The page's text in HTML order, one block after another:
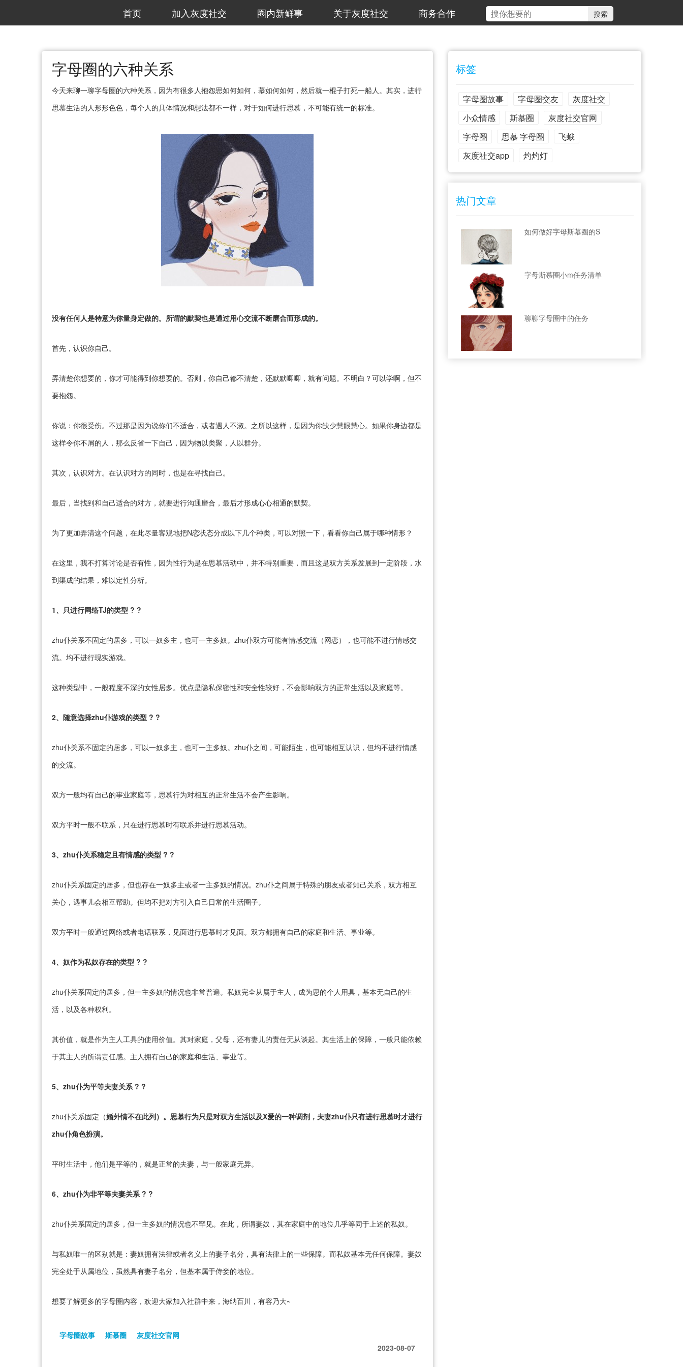
首页 加入灰度社交 圈内新鲜事 关于灰度社交 商务合作
字母圈的六种关系
今天来聊一聊字母圈的六种关系，因为有很多人抱怨思如何如何，慕如何如何，然后就一棍子打死一船人。其实，进行
思慕生活的人形形色色，每个人的具体情况和想法都不一样，对于如何进行思慕，不可能有统一的标准。
没有任何人是特意为你量身定做的。所谓的默契也是通过用心交流不断磨合而形成的。
首先，认识你自己。
弄清楚你想要的，你才可能得到你想要的。否则，你自己都不清楚，还默默唧唧，就有问题。不明白？可以学啊，但不
要抱怨。
你说：你很受伤。不过那是因为说你们不适合，或者遇人不淑。之所以这样，是因为你缺少慧眼慧心。如果你身边都是
这样令你不屑的人，那么反省一下自己，因为物以类聚，人以群分。
其次，认识对方。在认识对方的同时，也是在寻找自己。
最后，当找到和自己适合的对方，就要进行沟通磨合，最后才形成心心相通的默契。
为了更加弄清这个问题，在此尽量客观地把N恋状态分成以下几个种类，可以对照一下，看看你自己属于哪种情形？
在这里，我不打算讨论是否有性，因为性行为是在思慕活动中，并不特别重要，而且这是双方关系发展到一定阶段，水
到渠成的结果，难以定性分析。
1、只进行网络TJ的类型 ? ?
zhu仆关系不固定的居多，可以一奴多主，也可一主多奴。zhu仆双方可能有情感交流（网恋），也可能不进行情感交
流。均不进行现实游戏。
这种类型中，一般程度不深的女性居多。优点是隐私保密性和安全性较好，不会影响双方的正常生活以及家庭等。
2、随意选择zhu仆游戏的类型 ? ?
zhu仆关系不固定的居多，可以一奴多主，也可一主多奴。zhu仆之间，可能陌生，也可能相互认识，但均不进行情感
的交流。
双方一般均有自己的事业家庭等，思慕行为对相互的正常生活不会产生影响。
双方平时一般不联系，只在进行思慕时有联系并进行思慕活动。
3、zhu仆关系稳定且有情感的类型 ? ?
zhu仆关系固定的居多，但也存在一奴多主或者一主多奴的情况。zhu仆之间属于特殊的朋友或者知己关系，双方相互
关心，遇事儿会相互帮助。但均不把对方引入自己日常的生活圈子。
双方平时一般通过网络或者电话联系，见面进行思慕时才见面。双方都拥有自己的家庭和生活、事业等。
4、奴作为私奴存在的类型 ? ?
zhu仆关系固定的居多，但一主多奴的情况也非常普遍。私奴完全从属于主人，成为思的个人用具，基本无自己的生
活，以及各种权利。
其价值，就是作为主人工具的使用价值。其对家庭，父母，还有妻儿的责任无从谈起。其生活上的保障，一般只能依赖
于其主人的所谓责任感。主人拥有自己的家庭和生活、事业等。
5、zhu仆为平等夫妻关系 ? ?
zhu仆关系固定（婚外情不在此列）。思慕行为只是对双方生活以及X爱的一种调剂，夫妻zhu仆只有进行思慕时才进行
zhu仆角色扮演。
平时生活中，他们是平等的，就是正常的夫妻，与一般家庭无异。
6、zhu仆为非平等夫妻关系 ? ?
zhu仆关系固定的居多，但一主多奴的情况也不罕见。在此，所谓妻奴，其在家庭中的地位几乎等同于上述的私奴。
与私奴唯一的区别就是：妻奴拥有法律或者名义上的妻子名分，具有法律上的一些保障。而私奴基本无任何保障。妻奴
完全处于从属地位，虽然具有妻子名分，但基本属于侍妾的地位。
想要了解更多的字母圈内容，欢迎大家加入社群中来，海纳百川，有容乃大~
字母圈故事 斯慕圈
灰度社交官网
2023-08-07
标签
字母圈故事 字母圈交友
灰度社交
小众情感
斯慕圈
灰度社交官网
字母圈
思慕 字母圈
飞蛾
灰度社交app
灼灼灯
热门文章
如何做好字母斯慕圈的S
字母斯慕圈小m任务清单
聊聊字母圈中的任务